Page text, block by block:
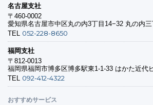
名古屋支社
〒460-0002
愛知県名古屋市中区丸の内3丁目14−32 丸の内
TEL 052-228-8650
福岡支社
〒812-0013
福岡県福岡市博多区博多駅東1-1-33 はかた近代
TEL 092-412-4322
おすすめサービス